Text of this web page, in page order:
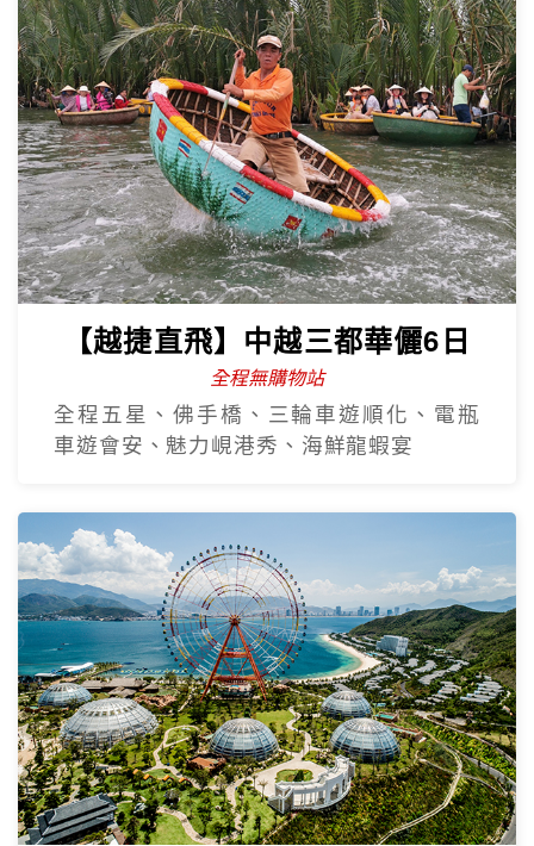
【越捷直飛】中越三都華儷6日
全程無購物站
全程五星、佛手橋、三輪車遊順化、電瓶
車遊會安、魅力峴港秀、海鮮龍蝦宴
樂享珍珠~芽莊+大勒山海戀超值
5日
越南航空 全程無購物
海鮮自助餐+龍蝦半隻、水陸雙樂園、溫泉
泥漿浴、過山車